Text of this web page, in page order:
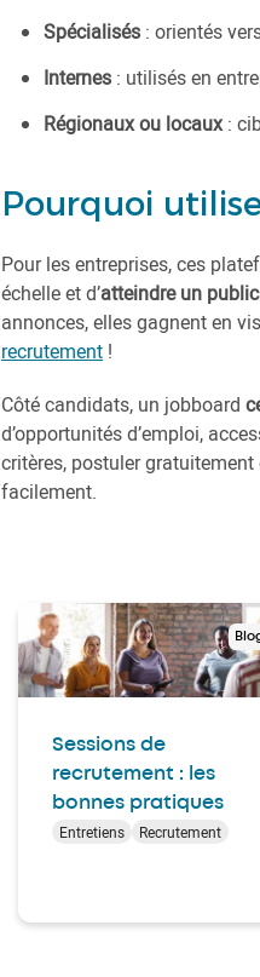
Spécialisés : orientés
Internes : utilisés en
Régionaux ou locaux:
Pourquoi
Pour les entreprises, ces
échelle et d’atteindre un
annonces, elles gagnent en
recrutement !
Côté candidats, un jobboard
d’opportunités d’emploi,
critères, postuler
facilement.
Sessions de
recrutement : les
bonnes pratiques
Entretiens Recrutement